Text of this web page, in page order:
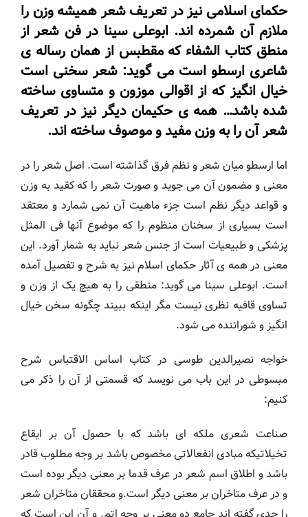
حکمای اسلامی نیز در تعریف شعر همیشه وزن را
ملازم آن شمرده اند. ابوعلی سینا در فن شعر از
منطق کتاب الشفاء که مقطبس از همان رساله ی
شاعری ارسطو است می گوید: شعر سخنی است
خیال انگیز که از اقوالی موزون و متساوی ساخته
شده باشد… همه ی حکیمان دیگر نیز در تعریف
شعر آن را به وزن مفید و موصوف ساخته اند.
اما ارسطو میان شعر و نظم فرق گذاشته است. اصل شعر را در
معنی و مضمون آن می جوید و صورت شعر را که کقید به وزن
و قواعد دیگر نظم است جزء ماهیت آن نمی شمارد و معتقد
است بسیاری از سخنان منظوم را که موضوع آنها فی المثل
پزشکی و طبیعیات است از جنس شعر نباید به شمار آورد. این
معنی در همه ی آثار حکمای اسلام نیز به شرح و تفصیل آمده
است. ابوعلی سینا می گوید: منطقی را به هیچ یک از وزن و
تساوی قافیه نظری نیست مگر اینکه ببیند چگونه سخن خیال
انگیز و شوراننده می شود.
خواجه نصیرالدین طوسی در کتاب اساس الاقتباس شرح
مبسوطی در این باب می نویسد که قسمتی از آن را ذکر می
کنیم:
صناعت شعری ملکه ای باشد که با حصول آن بر ایقاع
تخیلاتیکه مبادی انفعالاتی مخصوص باشد بر وجه مطلوب قادر
باشد و اطلاق اسم شعر در عرف قدما بر معنی دیگر بوده است
و در عرف متاخران بر معنی دیگر است.و محققان متاخران شعر